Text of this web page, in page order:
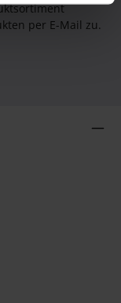
per E-Mail zu.